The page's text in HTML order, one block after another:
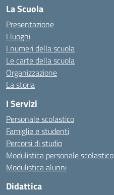
La Scuola
Presentazione
I luoghi
I numeri della scuola
Le carte della scuola
Organizzazione
La storia
I Servizi
Personale scolastico
Famiglie e studenti
Percorsi di studio
Modulistica personale scolastico
Modulistica alunni
Didattica